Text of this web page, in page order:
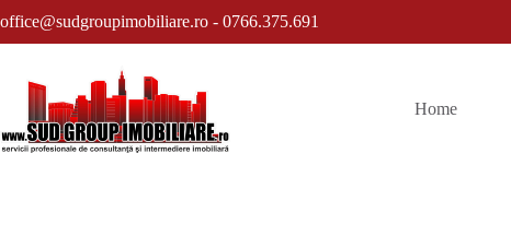
la
conținut
office@sudgroupimobiliare.ro - 0766.375.691
Home